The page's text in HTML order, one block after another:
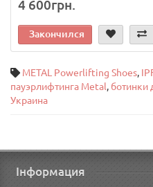
4 600грн.
Закончился
METAL Powerlifting Shoes,
пауэрлифтинга Metal, ботинки
Украина
Інформация